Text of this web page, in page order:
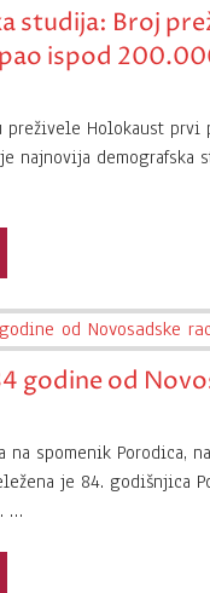
studija: Broj
ispod
preživele Holokaust prvi
najnovija demografska
godine od
na spomenik Porodica,
je 84. godišnjica
…